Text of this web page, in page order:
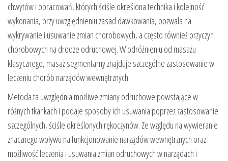
chwytów i opracowań, których ściśle określona technika i kolejność
wykonania, przy uwzględnieniu zasad dawkowania, pozwala na
wykrywanie i usuwanie zmian chorobowych, a często również przyczyn
chorobowych na drodze odruchowej. W odróżnieniu od masażu
klasycznego, masaż segmentarny znajduje szczególne zastosowanie w
leczeniu chorób narządów wewnętrznych.
Metoda ta uwzględnia możliwe zmiany odruchowe powstające w
różnych tkankach i podaje sposoby ich usuwania poprzez zastosowanie
szczególnych, ściśle określonych rękoczynów. Ze względu na wywieranie
znacznego wpływu na funkcjonowanie narządów wewnętrznych oraz
możliwość leczenia i usuwania zmian odruchowych w narządach i